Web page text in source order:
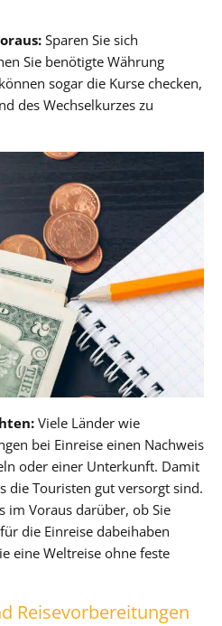
Sparen Sie sich
Sie benötigte Währung
sogar die Kurse checken,
des Wechselkurzes zu
Viele Länder wie
bei Einreise einen Nachweis
oder einer Unterkunft. Damit
die Touristen gut versorgt sind.
im Voraus darüber, ob Sie
die Einreise dabeihaben
eine Weltreise ohne feste
Reisevorbereitungen